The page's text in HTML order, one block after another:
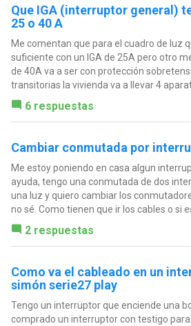
Que IGA (interruptor general)
25 o 40 A
Me comentan que para el cuadro de luz
suficiente con un IGA de 25A pero otro
de 40A va a ser con protección
transitorias la vivienda va a llevar 4
6 respuestas
Cambiar conmutada por
Me estoy poniendo en casa algun
ayuda, tengo una conmutada de dos
una luz y quiero cambiar los
no sé. Como tienen que ir los cables o si
2 respuestas
Como va el cableado en un
simón serie27 play
Tengo un interruptor que enciende una
comprado un interruptor con testigo